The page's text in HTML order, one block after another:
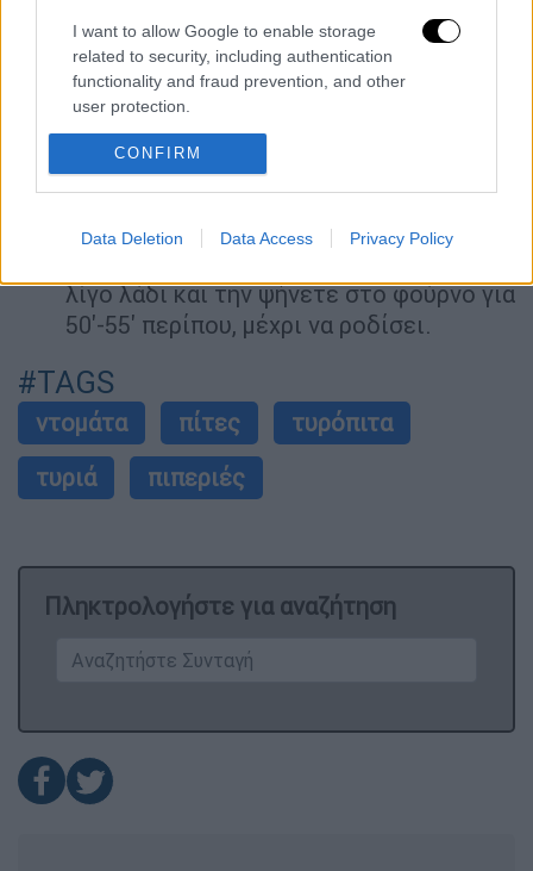
I want to allow Google to enable storage
related to security, including authentication
functionality and fraud prevention, and other
user protection.
CONFIRM
Data Deletion Data Access Privacy Policy
σκεπάζετε με το δεύτερο φύλλο
σφολιάτας.
Διπλώνετε τις άκρες του πάνω και του
κάτω φύλλουσφολιάτας
σχηματιστεί αυτό που οι παλιές
νοικοκυρές έλεγαν κόθρο. Αλείφετε την
επιφάνεια της τυρόπιτας με το αυγό, τη
λίγο λάδι και την ψήνετε στο φούρνο για
50'-55' περίπου, μέχρι να ροδίσει.
#TAGS
ντομάτα πίτες
τυρόπιτα
τυριά
πιπεριές
Πληκτρολογήστε για αναζήτηση